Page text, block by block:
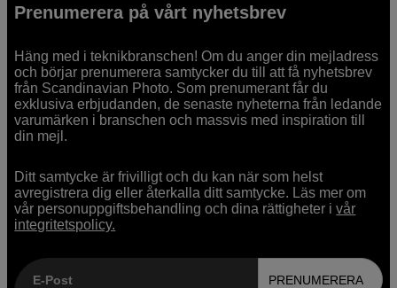
Prenumerera på vårt nyhetsbrev
Häng med i teknikbranschen! Om du anger din mejladress
och börjar prenumerera samtycker du till att få nyhetsbrev
från Scandinavian Photo. Som prenumerant får du
exklusiva erbjudanden, de senaste nyheterna från ledande
varumärken i branschen och massvis med inspiration till
din mejl.
Ditt samtycke är frivilligt och du kan när som helst
avregistrera dig eller återkalla ditt samtycke. Läs mer om
vår personuppgiftsbehandling och dina rättigheter ivår
integritetspolicy.
E-Post PRENUMERERA